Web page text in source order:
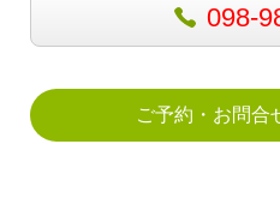
098-
ご予約・お問合